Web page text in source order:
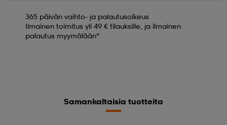
365 päivän vaihto- ja palautusoikeus
Ilmainen toimitus yli 49 € tilauksille, ja ilmainen
palautus myymälään*
Samankaltaisia tuotteita